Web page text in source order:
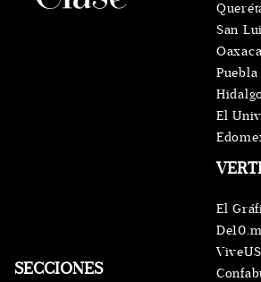
SECCIONES
El
San
Oaxaca
Puebla
El